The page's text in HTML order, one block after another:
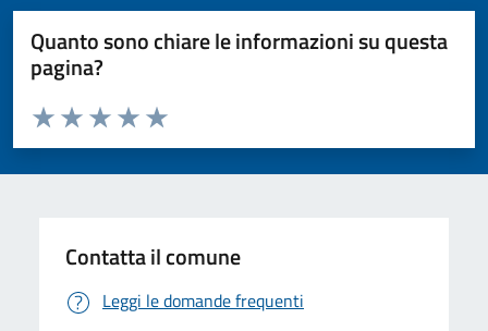
Quanto sono chiare le informazioni su questa
pagina?
Valuta da 1 a 5 stelle la pagina
Valuta 5 stelle su 5
Valuta 4 stelle su 5
Valuta 3 stelle su 5
Valuta 2 stelle su 5
Valuta 1 stelle su 5
Contatta il comune
Leggi le domande frequenti